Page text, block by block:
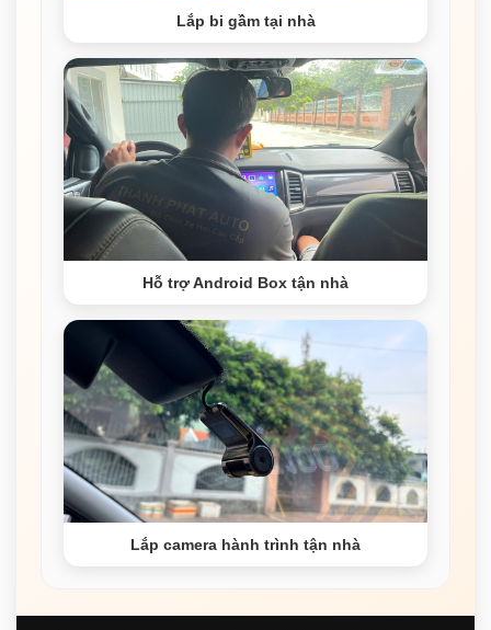
Lắp bi gầm tại nhà
Hỗ trợ Android Box tận nhà
Lắp camera hành trình tận nhà